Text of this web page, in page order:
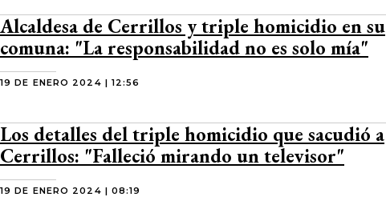
PUERTO MONTT
Alcaldesa de Cerrillos y triple homicidio en su
comuna: "La responsabilidad no es solo mía"
19 DE ENERO 2024 | 12:56
Los detalles del triple homicidio que sacudió a
Cerrillos: "Falleció mirando un televisor"
19 DE ENERO 2024 | 08:19